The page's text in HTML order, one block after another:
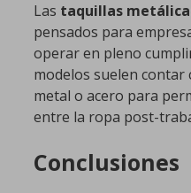
Las taquillas
pensados para
operar en pleno
modelos suelen
metal o acero para
entre la ropa post-
Conclusiones